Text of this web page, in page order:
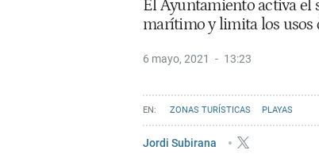
El Ayuntamiento activa el
marítimo y limita los usos
6 mayo, 2021 13:23
ZONAS TURÍSTICAS PLAYAS
Jordi Subirana